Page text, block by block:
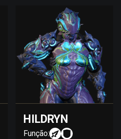
HILDRYN
Função: